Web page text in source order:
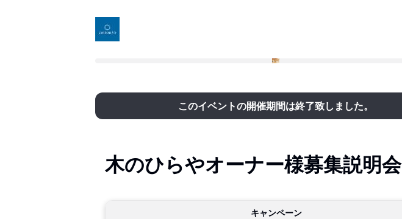
このイベントの開催期間は終了致しました。
木のひらやオーナー様募集説明会
キャンペーン